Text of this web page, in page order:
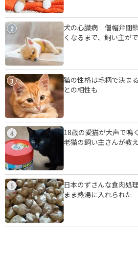
2
犬の心臓病 僧帽弁閉
くなるまで、飼い主が
3
猫の性格は毛柄で決
との相性も
4
18歳の愛猫が大声で鳴
老猫の飼い主さんが教
5
日本のずさんな食肉
まま熱湯に入れられた